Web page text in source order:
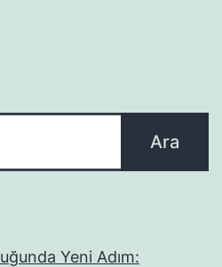
Yeni Adım: